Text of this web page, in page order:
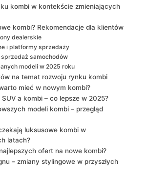
kombi w kontekście zmieniających
kombi? Rekomendacje ⁣dla klientów
dealerskie
i⁢ platformy sprzedaży
samochodów
modeli w 2025 roku
na temat rozwoju rynku kombi
mieć w nowym kombi?
a kombi – co lepsze w 2025?
modeli kombi – przegląd
luksusowe kombi w
latach?
⁣ofert na nowe⁢ kombi?
– ⁤zmiany stylingowe w przyszłych